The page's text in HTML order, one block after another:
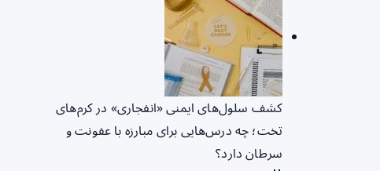
کشف سلول‌های ایمنی «انفجاری» در کرم‌های
تخت؛ چه درس‌هایی برای مبارزه با عفونت و
سرطان دارد؟